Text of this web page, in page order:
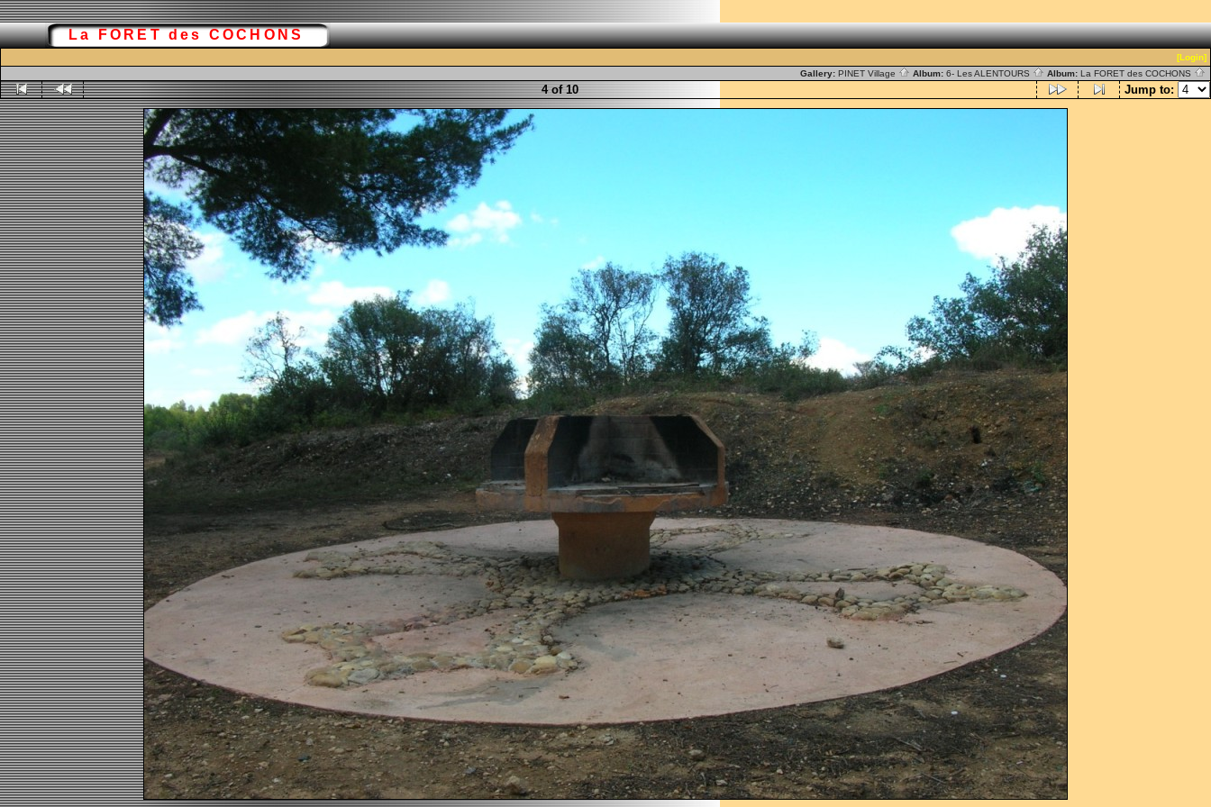
La FORET des COCHONS
[Login]
Gallery: PINET Village Album: 6- Les ALENTOURS Album: La FORET des COCHONS
4 of 10 Jump to: